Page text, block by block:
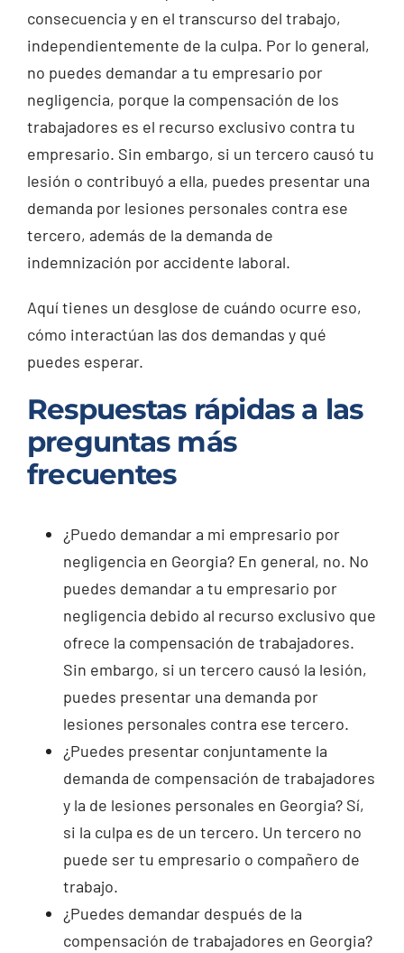
consecuencia y en el transcurso del trabajo,
independientemente de la culpa. Por lo general,
no puedes demandar a tu empresario por
negligencia, porque la compensación de los
trabajadores es el recurso exclusivo contra tu
empresario. Sin embargo, si un tercero causó tu
lesión o contribuyó a ella, puedes presentar una
demanda por lesiones personales contra ese
tercero, además de la demanda de
indemnización por accidente laboral.
Aquí tienes un desglose de cuándo ocurre eso,
cómo interactúan las dos demandas y qué
puedes esperar.
Respuestas rápidas a las
preguntas más
frecuentes
¿Puedo demandar a mi empresario por
negligencia en Georgia? En general, no. No
puedes demandar a tu empresario por
negligencia debido al recurso exclusivo que
ofrece la compensación de trabajadores.
Sin embargo, si un tercero causó la lesión,
puedes presentar una demanda por
lesiones personales contra ese tercero.
¿Puedes presentar conjuntamente la
demanda de compensación de trabajadores
y la de lesiones personales en Georgia? Sí,
si la culpa es de un tercero. Un tercero no
puede ser tu empresario o compañero de
trabajo.
¿Puedes demandar después de la
compensación de trabajadores en Georgia?